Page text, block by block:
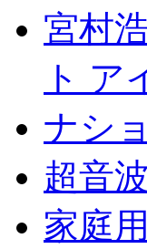
宮村
ト ア
ナシ
超音
家庭